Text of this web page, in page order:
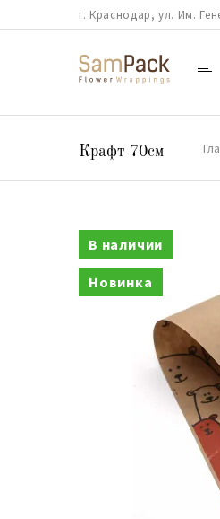
г. Краснодар, ул. Им.
Крафт 70см
В наличии
Новинка